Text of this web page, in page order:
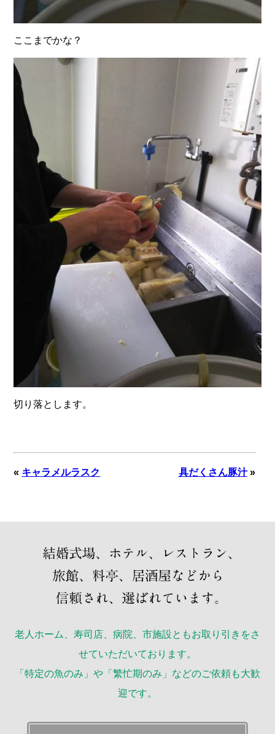
ここまでかな？
切り落とします。
« キャラメルラスク 具だくさん豚汁»
老人ホーム、寿司店、病院、市施設ともお取り引きをさ
せていただいております。
「特定の魚のみ」や「繁忙期のみ」などのご依頼も大歓
迎です。